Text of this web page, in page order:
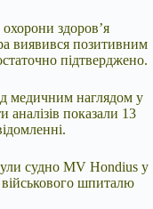
здоров’я
виявився позитивним
підтверджено.
медичним наглядом у
аналізів показали 13
судно MV Hondius у
військового шпиталю